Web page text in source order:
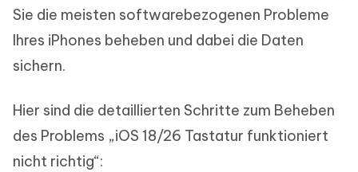
Sie die meisten softwarebezogenen Probleme
Ihres iPhones beheben und dabei die Daten
sichern.
Hier sind die detaillierten Schritte zum Beheben
des Problems „iOS 18/26 Tastatur funktioniert
nicht richtig“: